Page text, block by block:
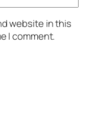
website in this
I comment.